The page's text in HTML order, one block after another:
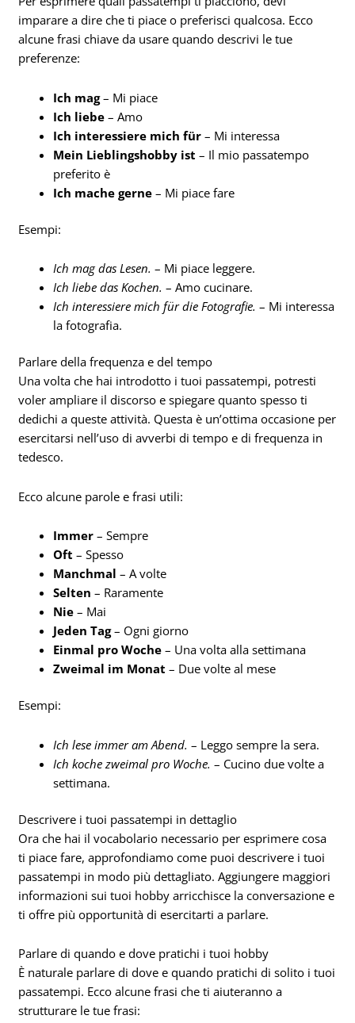
imparare a dire che ti piace o preferisci qualcosa. Ecco
alcune frasi chiave da usare quando descrivi le tue
preferenze:
Ich mag– Mi piace
Ich liebe – Amo
Ich interessiere mich für – Mi interessa
Mein Lieblingshobby ist – Il mio passatempo
preferito è
Ich mache gerne – Mi piace fare
Esempi:
Ich mag das Lesen. – Mi piace leggere.
Ich liebe das Kochen. – Amo cucinare.
Ich interessiere mich für die Fotografie. – Mi interessa
la fotografia.
Parlare della frequenza e del tempo
Una volta che hai introdotto i tuoi passatempi, potresti
voler ampliare il discorso e spiegare quanto spesso ti
dedichi a queste attività. Questa è un’ottima occasione per
esercitarsi nell’uso di avverbi di tempo e di frequenza in
tedesco.
Ecco alcune parole e frasi utili:
Immer – Sempre
Oft – Spesso
Manchmal – A volte
Selten – Raramente
Nie – Mai
Jeden Tag– Ogni giorno
Einmal pro Woche – Una volta alla settimana
Zweimal im Monat – Due volte al mese
Esempi:
Ich lese immer am Abend. – Leggo sempre la sera.
Ich koche zweimal pro Woche. – Cucino due volte a
settimana.
Descrivere i tuoi passatempi in dettaglio
Ora che hai il vocabolario necessario per esprimere cosa
ti piace fare, approfondiamo come puoi descrivere i tuoi
passatempi in modo più dettagliato. Aggiungere maggiori
informazioni sui tuoi hobby arricchisce la conversazione e
ti offre più opportunità di esercitarti a parlare.
Parlare di quando e dove pratichi i tuoi hobby
È naturale parlare di dove e quando pratichi di solito i tuoi
passatempi. Ecco alcune frasi che ti aiuteranno a
strutturare le tue frasi: